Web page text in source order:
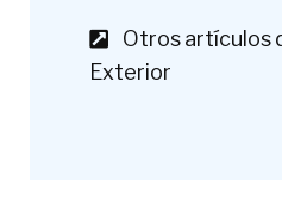
Otros artículos
Exterior